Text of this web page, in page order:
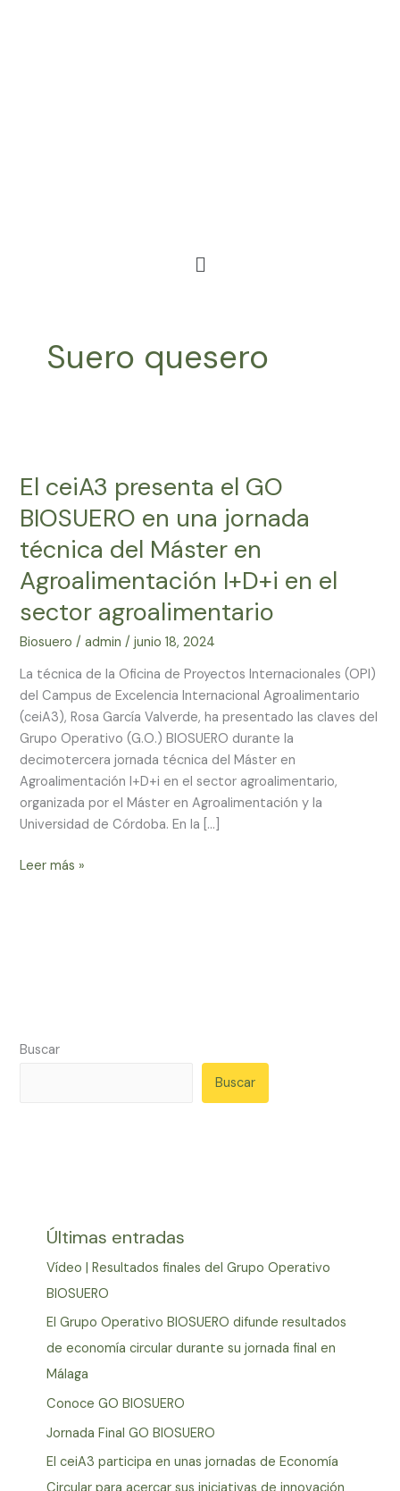
Menú
Suero quesero
El ceiA3 presenta el GO
BIOSUERO en una jornada
técnica del Máster en
Agroalimentación I+D+i en el
sector agroalimentario
Biosuero /admin/junio 18, 2024
La técnica de la Oficina de Proyectos Internacionales (OPI)
del Campus de Excelencia Internacional Agroalimentario
(ceiA3), Rosa García Valverde, ha presentado las claves del
Grupo Operativo (G.O.) BIOSUERO durante la
decimotercera jornada técnica del Máster en
Agroalimentación I+D+i en el sector agroalimentario,
organizada por el Máster en Agroalimentación y la
Universidad de Córdoba. En la […]
presenta
GO
BIOSUERO
en
una
jornada
técnica
Máster
en
Agroalimentación
I+D+i
en
el
sector
agroalimentario
Leer más »
Buscar
Buscar
Últimas entradas
Vídeo | Resultados finales del Grupo Operativo
BIOSUERO
El Grupo Operativo BIOSUERO difunde resultados
de economía circular durante su jornada final en
Málaga
Conoce GO BIOSUERO
Jornada Final GO BIOSUERO
El ceiA3 participa en unas jornadas de Economía